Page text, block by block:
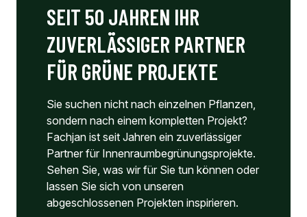
SEIT 50 JAHREN IHR
ZUVERLÄSSIGER PARTNER
FÜR GRÜNE PROJEKTE
Sie suchen nicht nach einzelnen Pflanzen,
sondern nach einem kompletten Projekt?
Fachjan ist seit Jahren ein zuverlässiger
Partner für Innenraumbegrünungsprojekte.
Sehen Sie, was wir für Sie tun können oder
lassen Sie sich von unseren
abgeschlossenen Projekten inspirieren.